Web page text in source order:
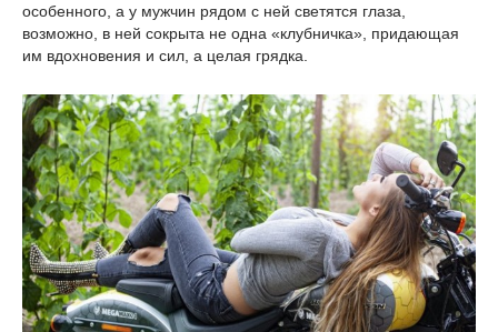
особенного, а у мужчин рядом с ней светятся глаза,
возможно, в ней сокрыта не одна «клубничка», придающая
им вдохновения и сил, а целая грядка.